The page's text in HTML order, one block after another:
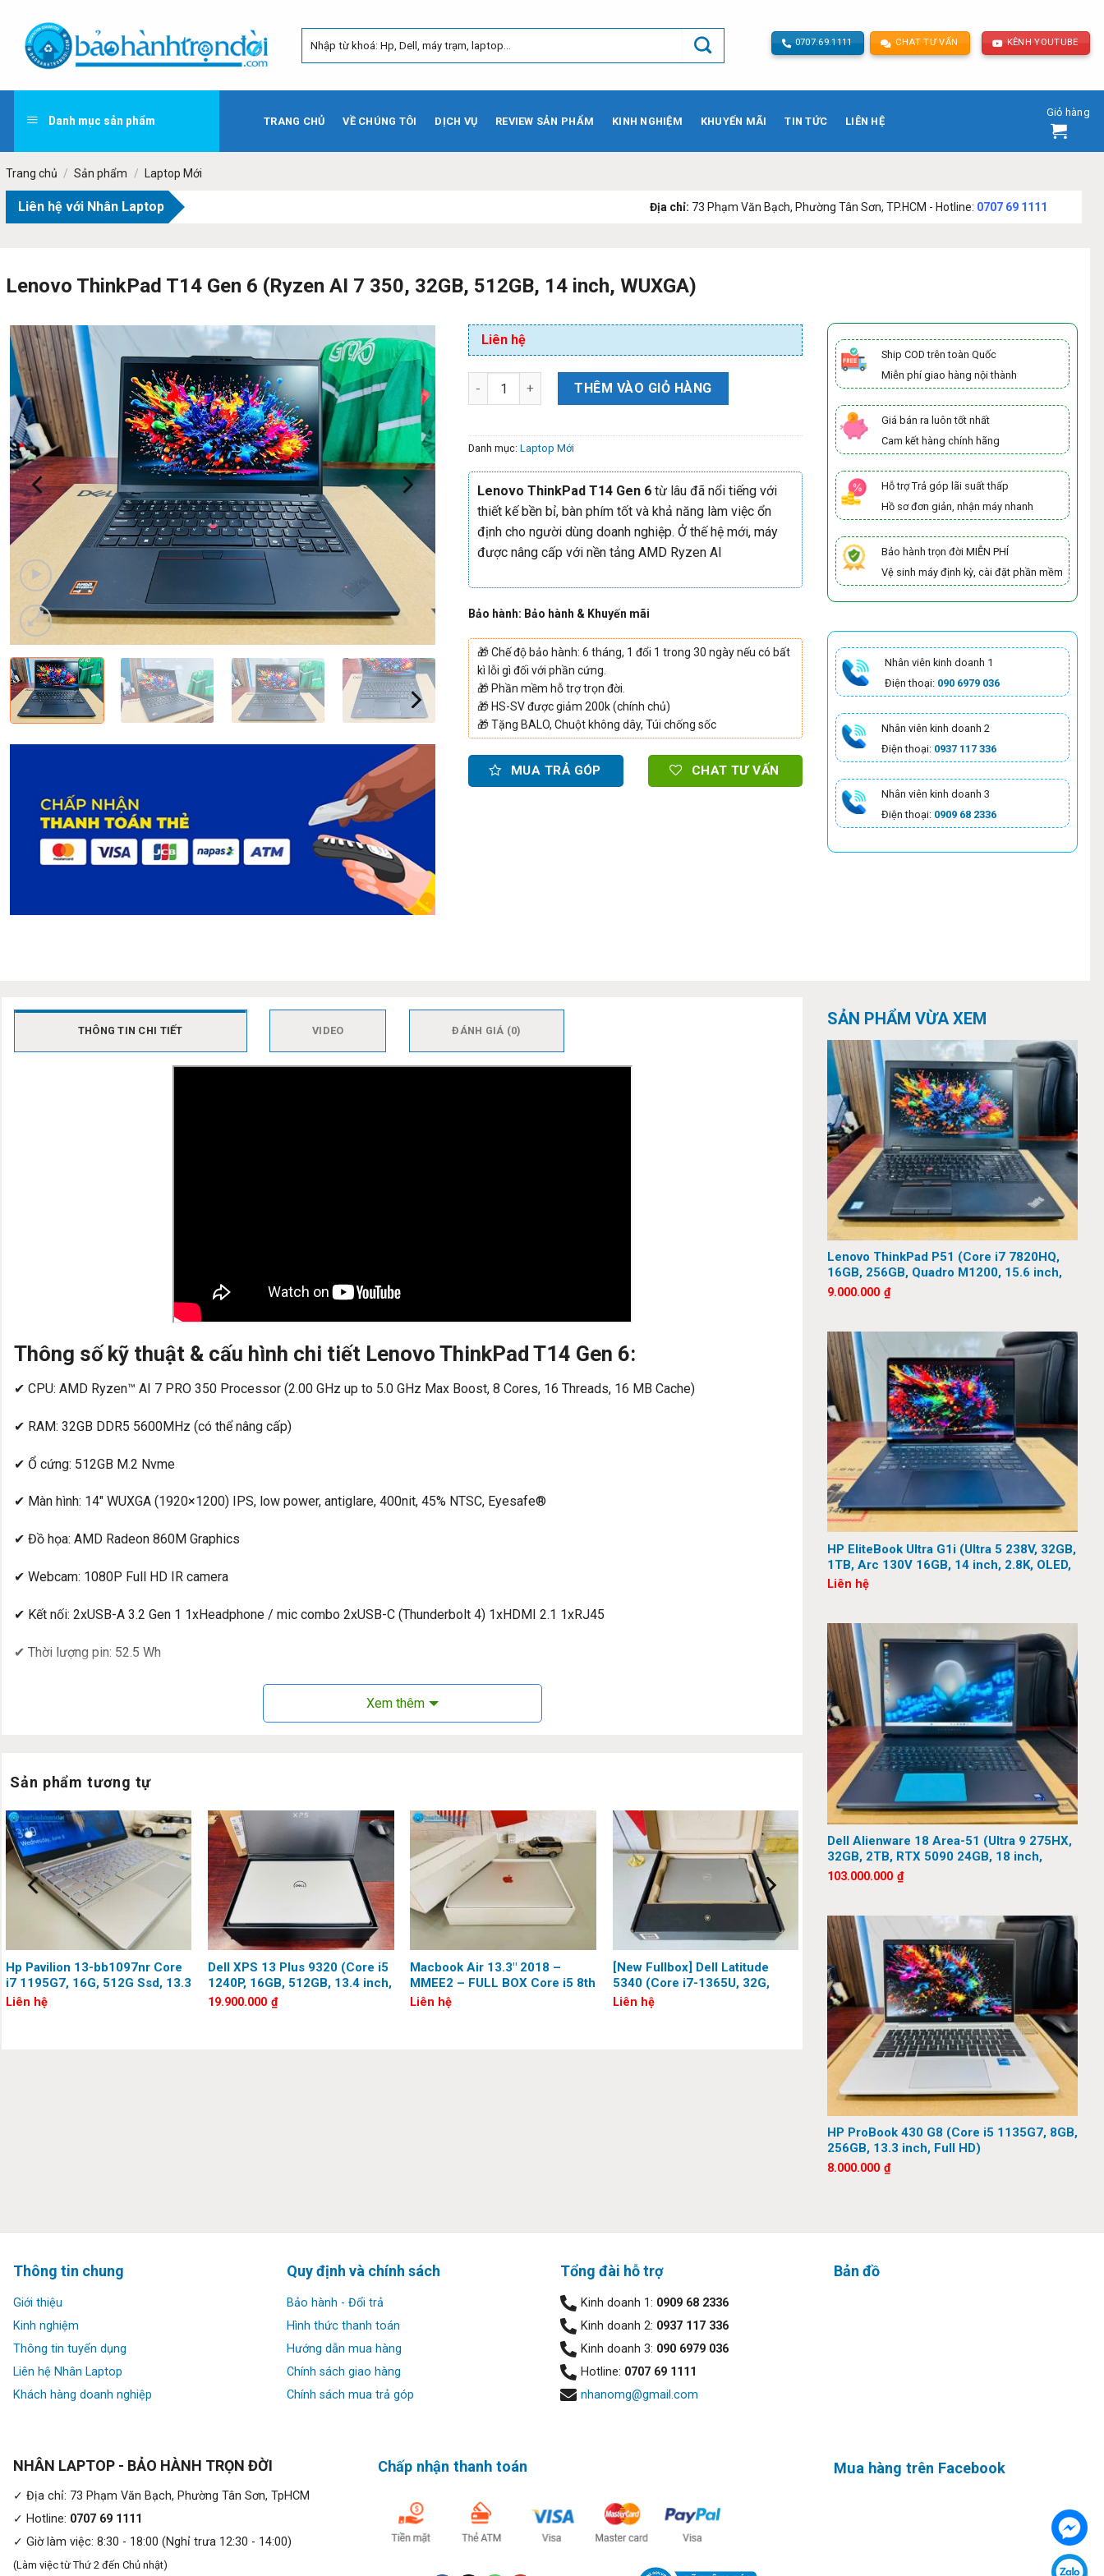
content
0707.69.1111 CHAT TƯ VẤN KÊNH YOUTUBE
Danh mục sản phẩm TRANG CHỦ VỀ CHÚNG TÔI DỊCH VỤ REVIEW SẢN PHẨM KINH NGHIỆM KHUYẾN MÃI TIN TỨC LIÊN HỆ
Giỏ hàng
Trang chủ / Sản phẩm / Laptop Mới
Liên hệ với Nhân Laptop 73 Phạm Văn Bạch, Phường Tân Sơn, TP.HCM - Hotline:0707 69 1111
Lenovo ThinkPad T14 Gen 6 (Ryzen AI 7 350, 32GB, 512GB, 14 inch, WUXGA)
Liên hệ
THÊM VÀO GIỎ HÀNG
Danh mục:Laptop Mới
Lenovo ThinkPad T14 Gen 6 từ lâu đã nổi tiếng với
thiết kế bền bỉ, bàn phím tốt và khả năng làm việc ổn
định cho người dùng doanh nghiệp. Ở thế hệ mới, máy
được nâng cấp với nền tảng AMD Ryzen AI
Bảo hành: Bảo hành & Khuyến mãi
🎁Chế độ bảo hành: 6 tháng, 1 đổi 1 trong 30 ngày nếu có bất
kì lỗi gì đối với phần cứng.
🎁Phần mềm hỗ trợ trọn đời.
🎁HS-SV được giảm 200k (chính chủ)
🎁Tặng BALO, Chuột không dây, Túi chống sốc
MUA TRẢ GÓP CHAT TƯ VẤN
Ship COD trên toàn Quốc
Miễn phí giao hàng nội thành
Giá bán ra luôn tốt nhất
Cam kết hàng chính hãng
Hỗ trợ Trả góp lãi suất thấp
Hồ sơ đơn giản, nhận máy nhanh
Bảo hành trọn đời MIỄN PHÍ
Vệ sinh máy định kỳ, cài đặt phần mềm
Nhân viên kinh doanh 1
Điện thoại: 090 6979 036
Nhân viên kinh doanh 2
Điện thoại: 0937 117 336
Nhân viên kinh doanh 3
Điện thoại: 0909 68 2336
THÔNG TIN CHI TIẾT VIDEO ĐÁNH GIÁ (0)
Thông số kỹ thuật & cấu hình chi tiết Lenovo ThinkPad T14 Gen 6:
✔ CPU: AMD Ryzen™ AI 7 PRO 350 Processor (2.00 GHz up to 5.0 GHz Max Boost, 8 Cores, 16 Threads, 16 MB Cache)
✔ RAM: 32GB DDR5 5600MHz (có thể nâng cấp)
✔ Ổ cứng: 512GB M.2 Nvme
✔ Màn hình: 14″ WUXGA (1920×1200) IPS, low power, antiglare, 400nit, 45% NTSC, Eyesafe®
✔ Đồ họa: AMD Radeon 860M Graphics
✔ Webcam: 1080P Full HD IR camera
✔ Kết nối: 2xUSB-A 3.2 Gen 1 1xHeadphone / mic combo 2xUSB-C (Thunderbolt 4) 1xHDMI 2.1 1xRJ45
✔ Thời lượng pin: 52.5 Wh
Thiết kế & hình ảnh hình ảnh thật Lenovo ThinkPad T14 Gen 6:
Lenovo ThinkPad T14 Gen 6từ lâu đã nổi tiếng với thiết kế bền bỉ, bàn phím tốt và khả năng làm việc ổn định cho người dùng doanh
nghiệp. Ở thế hệ mới, máy được nâng cấp với nền tảng AMD Ryzen AI, hứa hẹn mang lại hiệu năng mạnh mẽ và khả năng đa nhiệm tốt hơn
trong nhiều tác vụ công việc.
Thiết kế và màn hình:
Xem thêm
Sản phẩm tương tự
Hp Pavilion 13-bb1097nr Core
i7 1195G7, 16G, 512G Ssd, 13.3
inch, Full HD
Liên hệ
Dell XPS 13 Plus 9320 (Core i5
1240P, 16GB, 512GB, 13.4 inch,
Full HD+)
19.900.000 ₫
Macbook Air 13.3″ 2018 –
MMEE2 – FULL BOX Core i5 8th
Generation, 8G, 128G Ssd,
Liên hệ
[New Fullbox] Dell Latitude
5340 (Core i7-1365U, 32G,
512G, 13.3 inch, Full HD)
Liên hệ
SẢN PHẨM VỪA XEM
Lenovo ThinkPad P51 (Core i7 7820HQ,
16GB, 256GB, Quadro M1200, 15.6 inch,
FHD)
9.000.000 ₫
HP EliteBook Ultra G1i (Ultra 5 238V, 32GB,
1TB, Arc 130V 16GB, 14 inch, 2.8K, OLED,
Touch)
Liên hệ
Dell Alienware 18 Area-51 (Ultra 9 275HX,
32GB, 2TB, RTX 5090 24GB, 18 inch,
QHD+, 300Hz)
103.000.000 ₫
HP ProBook 430 G8 (Core i5 1135G7, 8GB,
256GB, 13.3 inch, Full HD)
8.000.000 ₫
Thông tin chung
Giới thiệu
Kinh nghiệm
Thông tin tuyển dụng
Liên hệ Nhân Laptop
Khách hàng doanh nghiệp
Quy định và chính sách
Bảo hành - Đổi trả
Hình thức thanh toán
Hướng dẫn mua hàng
Chính sách giao hàng
Chính sách mua trả góp
Tổng đài hỗ trợ
Kinh doanh 1: 0909 68 2336
Kinh doanh 2: 0937 117 336
Kinh doanh 3: 090 6979 036
Hotline: 0707 69 1111
nhanomg@gmail.com
Bản đồ
NHÂN LAPTOP - BẢO HÀNH TRỌN ĐỜI
✓ Địa chỉ: 73 Phạm Văn Bạch, Phường Tân Sơn, TpHCM
✓ Hotline: 0707 69 1111
✓ Giờ làm việc: 8:30 - 18:00 (Nghỉ trưa 12:30 - 14:00)
(Làm việc từ Thứ 2 đến Chủ nhật)
Chấp nhận thanh toán Mua hàng trên Facebook